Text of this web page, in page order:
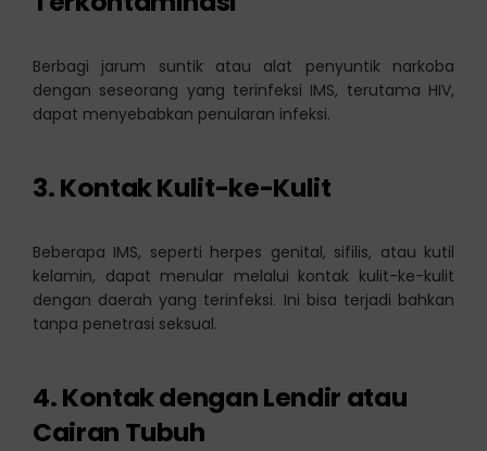
Berbagi jarum suntik atau alat penyuntik narkoba
dengan seseorang yang terinfeksi IMS, terutama HIV,
dapat menyebabkan penularan infeksi.
3.Kontak Kulit-ke-Kulit
Beberapa IMS, seperti herpes genital, sifilis, atau kutil
kelamin, dapat menular melalui kontak kulit-ke-kulit
dengan daerah yang terinfeksi. Ini bisa terjadi bahkan
tanpa penetrasi seksual.
4.Kontak dengan Lendir atau
Cairan Tubuh